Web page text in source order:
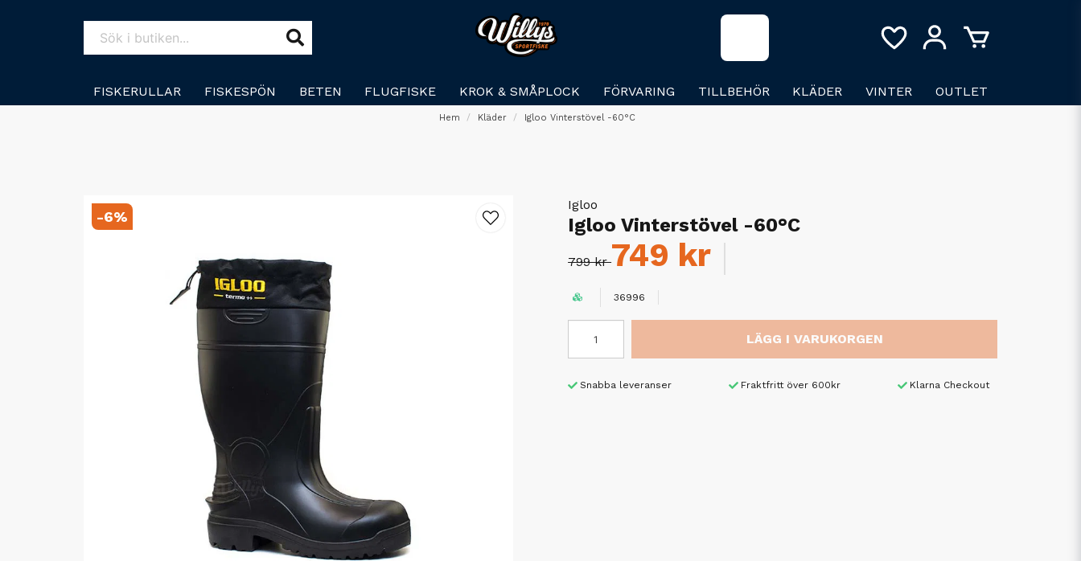
FISKERULLAR FISKESPÖN BETEN FLUGFISKE KROK & SMÅPLOCK FÖRVARING TILLBEHÖR KLÄDER VINTER OUTLET
Hem Kläder Igloo Vinterstövel -60°C
-6%
Igloo
Igloo Vinterstövel -60°C
799 kr749 kr
36996
LÄGG I VARUKORGEN
Snabba leveranser Fraktfritt över 600kr Klarna Checkout